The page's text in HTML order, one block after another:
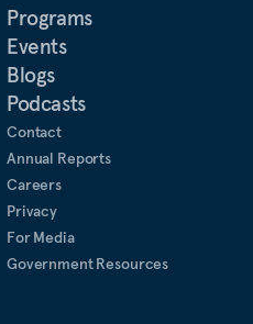
Programs
Events
Blogs
Podcasts
Contact
Annual Reports
Careers
Privacy
For Media
Government Resources